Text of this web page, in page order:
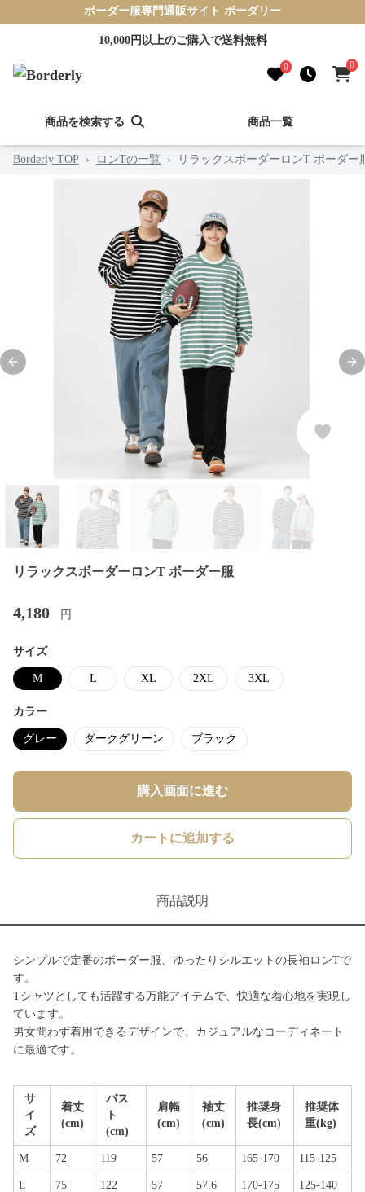
ボーダー服専門通販サイト ボーダリー
10,000円以上のご購入で送料無料
0 0
商品を検索する 商品一覧
Borderly TOP › ロンTの一覧 › リラックスボーダーロンT ボーダー
Previous slide
リラックスボーダーロンT ボーダー服
4,180 円
サイズ
M L XL 2XL 3XL
カラー
グレー ダークグリーン ブラック
購入画面に進む
カートに追加する
商品説明
シンプルで定番のボーダー服、ゆったりシルエットの長袖ロンTで
す。
Tシャツとしても活躍する万能アイテムで、快適な着心地を実現し
ています。
男女問わず着用できるデザインで、カジュアルなコーディネート
に最適です。
サ
イ
ズ
着丈
(cm)
バス
ト
(cm)
肩幅
(cm)
袖丈
(cm)
推奨身
長(cm)
推奨体
重(kg)
M 72 119 57 56 165-170 115-125
L 75 122 57 57.6 170-175 125-140